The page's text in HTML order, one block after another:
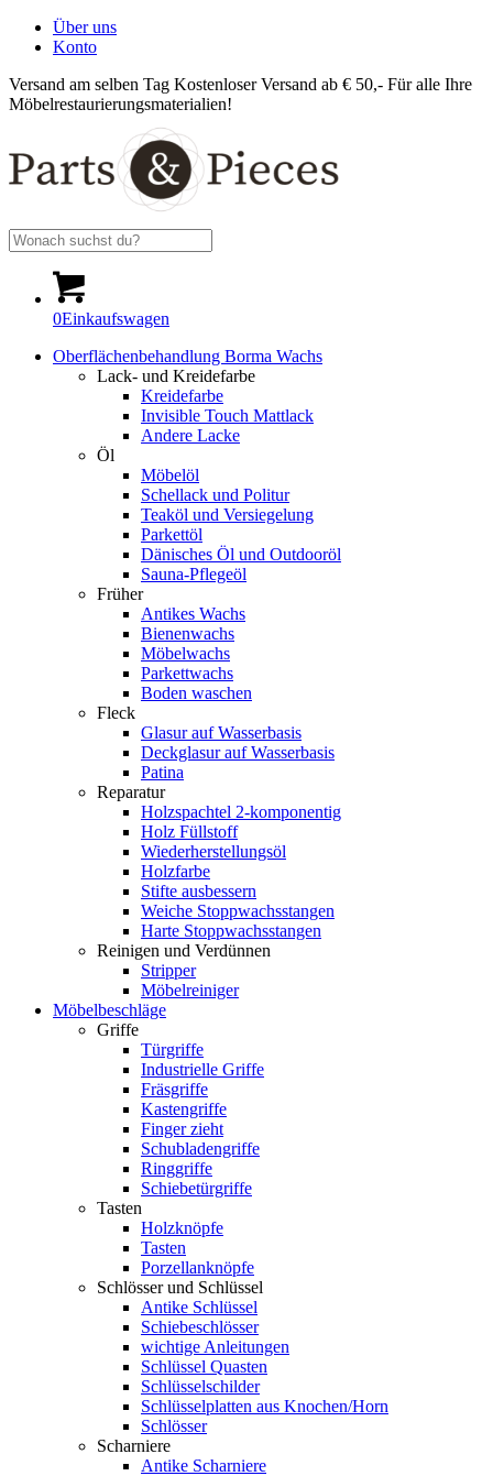
Über uns
Konto
Versand am selben Tag Kostenloser Versand ab € 50,- Für alle Ihre
Möbelrestaurierungsmaterialien!
0Einkaufswagen
Oberflächenbehandlung Borma Wachs
Lack- und Kreidefarbe
Kreidefarbe
Invisible Touch Mattlack
Andere Lacke
Öl
Möbelöl
Schellack und Politur
Teaköl und Versiegelung
Parkettöl
Dänisches Öl und Outdooröl
Sauna-Pflegeöl
Früher
Antikes Wachs
Bienenwachs
Möbelwachs
Parkettwachs
Boden waschen
Fleck
Glasur auf Wasserbasis
Deckglasur auf Wasserbasis
Patina
Reparatur
Holzspachtel 2-komponentig
Holz Füllstoff
Wiederherstellungsöl
Holzfarbe
Stifte ausbessern
Weiche Stoppwachsstangen
Harte Stoppwachsstangen
Reinigen und Verdünnen
Stripper
Möbelreiniger
Möbelbeschläge
Griffe
Türgriffe
Industrielle Griffe
Fräsgriffe
Kastengriffe
Finger zieht
Schubladengriffe
Ringgriffe
Schiebetürgriffe
Tasten
Holzknöpfe
Tasten
Porzellanknöpfe
Schlösser und Schlüssel
Antike Schlüssel
Schiebeschlösser
wichtige Anleitungen
Schlüssel Quasten
Schlüsselschilder
Schlüsselplatten aus Knochen/Horn
Schlösser
Scharniere
Antike Scharniere